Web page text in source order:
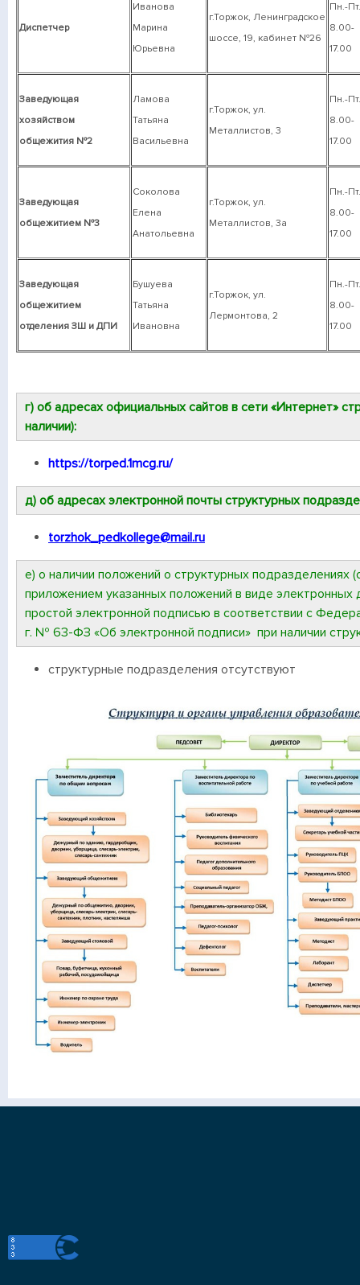
Диспетчер
Иванова
Марина
Юрьевна
г.Торжок, Ленинградское
шоссе, 19, кабинет №26
Пн.-Пт.
8.00-
17.00
Заведующая
хозяйством
общежития №2
Ламова
Татьяна
Васильевна
г.Торжок, ул.
Металлистов, 3
Пн.-Пт.
8.00-
17.00
Заведующая
общежитием №3
Соколова
Елена
Анатольевна
г.Торжок, ул.
Металлистов, 3а
Пн.-Пт.
8.00-
17.00
Заведующая
общежитием
отделения ЗШ и ДПИ
Бушуева
Татьяна
Ивановна
г.Торжок, ул.
Лермонтова, 2
Пн.-Пт.
8.00-
17.00
г) об адресах официальных сайтов в сети «Интернет»
наличии):
https://torped.1mcg.ru/
д) об адресах электронной почты структурных
torzhok_pedkollege@mail.ru
е) о наличии положений о структурных подразделениях
приложением указанных положений в виде электронных
простой электронной подписью в соответствии с
г. № 63-ФЗ «Об электронной подписи» при наличии
структурные подразделения отсутствуют